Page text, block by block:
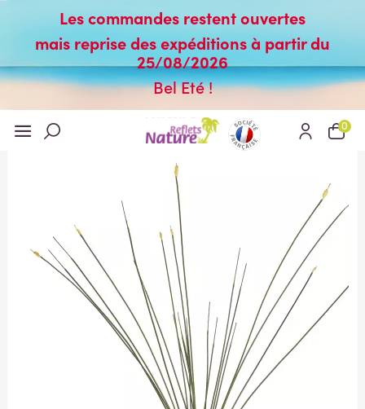
Les commandes restent ouvertes
mais reprise des expéditions à partir du
25/08/2026
Bel Eté !
0